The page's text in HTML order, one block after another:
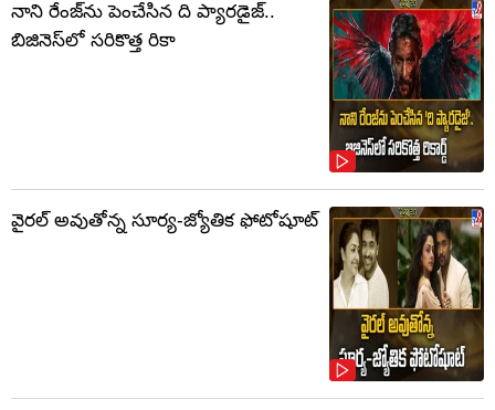
నాని రేంజ్‌ను పెంచేసిన ది ప్యారడైజ్..
బిజినెస్‌లో సరికొత్త రికా
వైరల్ అవుతోన్న సూర్య-జ్యోతిక ఫోటోషూట్